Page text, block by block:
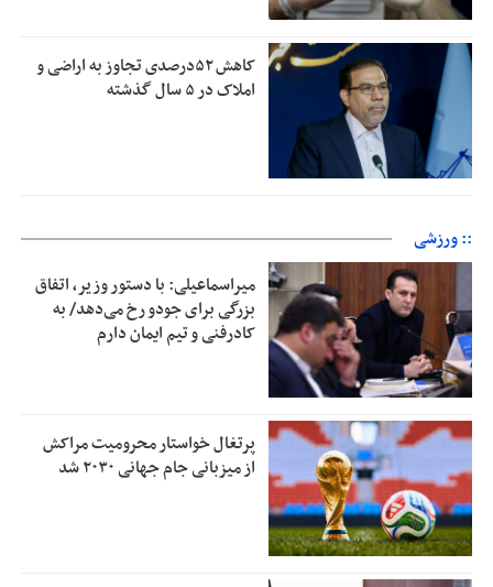
کاهش ۵۲درصدی تجاوز به اراضی و
املاک در ۵ سال گذشته
:: ورزشی
میراسماعیلی: با دستور وزیر، اتفاق
بزرگی برای جودو رخ می‌دهد/ به
کادرفنی و تیم ایمان دارم
پرتغال خواستار محرومیت مراکش
از میزبانی جام جهانی ۲۰۳۰ شد